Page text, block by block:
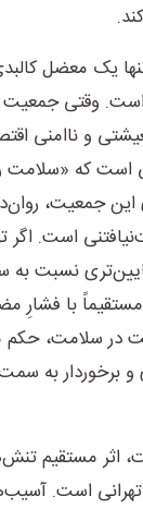
یک معضل
است. وقتی جمعیت
و ناامنی
است که «سلامت
جمعیت،
است. اگر
نسبت به
با فشارِ
در سلامت، حکم
برخوردار به
اثر مستقیم
است.